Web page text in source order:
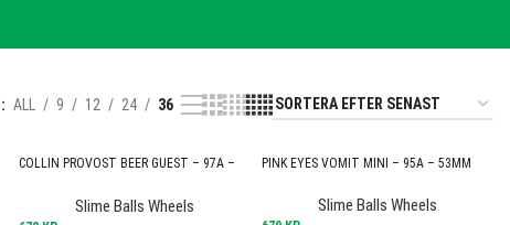
ALL 9 12 24 36
COLLIN PROVOST BEER GUEST – 97A –
Slime Balls Wheels
PINK EYES VOMIT MINI – 95A – 53MM
Slime Balls Wheels